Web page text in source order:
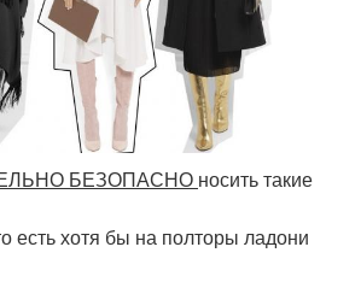
БЕЗОПАСНО носить такие
есть хотя бы на полторы ладони